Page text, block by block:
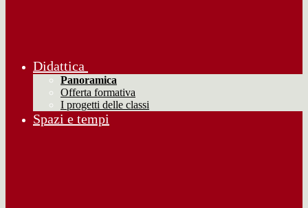
Didattica
Panoramica
Offerta formativa
I progetti delle classi
Spazi e tempi